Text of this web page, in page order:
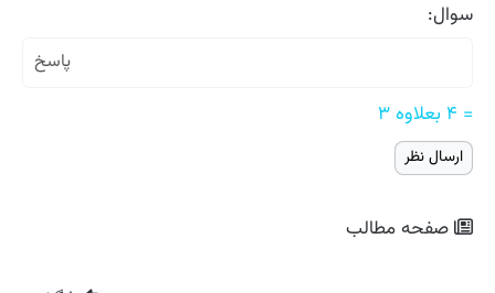
سوال:
= ۴ بعلاوه ۳
صفحه مطالب